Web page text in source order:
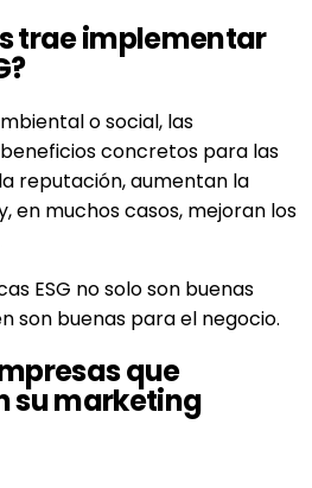
trae implementar
o social, las
concretos para las
reputación, aumentan la
en muchos casos, mejoran los
ESG no solo son buenas
son buenas para el negocio.
que
su marketing